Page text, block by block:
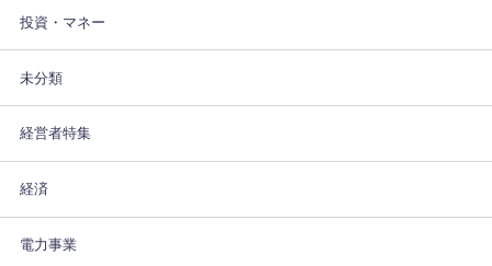
投資・マネー
未分類
経営者特集
経済
電力事業